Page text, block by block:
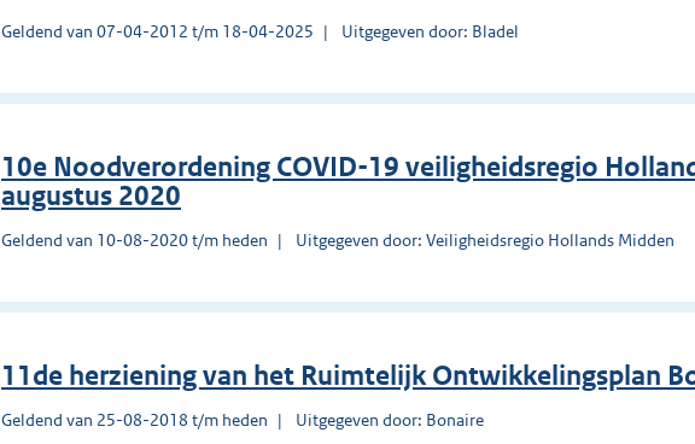
Geldend van 07-04-2012 t/m 18-04-2025 Uitgegeven door: Bladel
10e Noodverordening COVID-19 veiligheidsregio
augustus 2020
Geldend van 10-08-2020 t/m heden Uitgegeven door: Veiligheidsregio Hollands Midden
11de herziening van het Ruimtelijk Ontwikkelingsplan
Geldend van 25-08-2018 t/m heden Uitgegeven door: Bonaire